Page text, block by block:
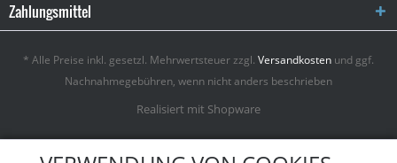
Zahlungsmittel
* Alle Preise inkl. gesetzl. Mehrwertsteuer zzgl. Versandkosten und ggf.
Nachnahmegebühren, wenn nicht anders beschrieben
Realisiert mit Shopware